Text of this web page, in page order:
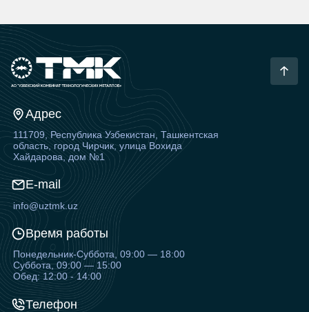
Адрес
111709, Республика Узбекистан, Ташкентская
область, город Чирчик, улица Вохида
Хайдарова, дом №1
E-mail
info@uztmk.uz
Время работы
Понедельник-Суббота, 09:00 — 18:00
Суббота, 09:00 — 15:00
Обед: 12:00 - 14:00
Телефон